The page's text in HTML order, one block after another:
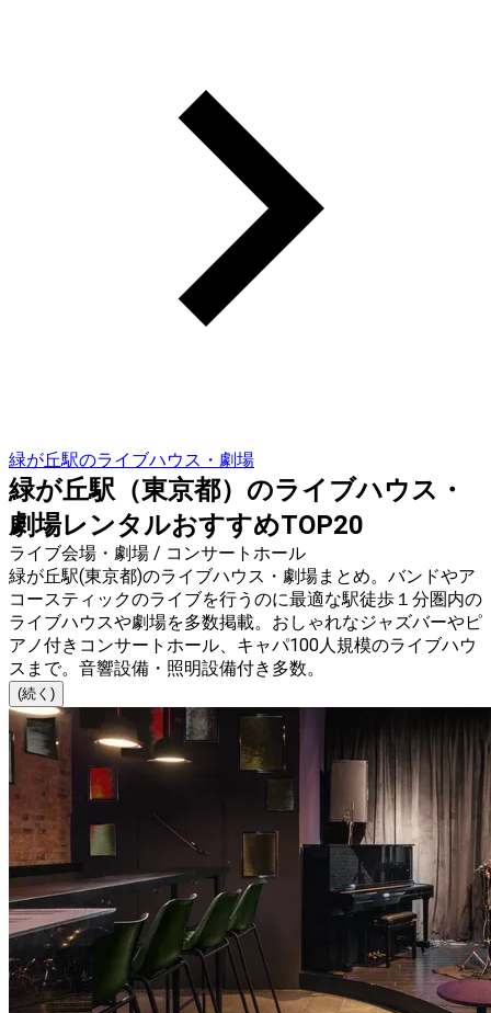
緑が丘駅のライブハウス・劇場
緑が丘駅（東京都）のライブハウス・
劇場レンタルおすすめTOP20
ライブ会場・劇場 / コンサートホール
緑が丘駅(東京都)のライブハウス・劇場まとめ。バンドやア
コースティックのライブを行うのに最適な駅徒歩１分圏内の
ライブハウスや劇場を多数掲載。おしゃれなジャズバーやピ
アノ付きコンサートホール、キャパ100人規模のライブハウ
スまで。音響設備・照明設備付き多数。
(続く)